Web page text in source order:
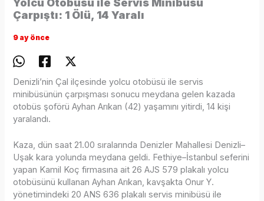
Yolcu Otobüsü ile Servis Minibüsü
Çarpıştı: 1 Ölü, 14 Yaralı
9 ay önce
Denizli’nin Çal ilçesinde yolcu otobüsü ile servis
minibüsünün çarpışması sonucu meydana gelen kazada
otobüs şoförü Ayhan Arıkan (42) yaşamını yitirdi, 14 kişi
yaralandı.
Kaza, dün saat 21.00 sıralarında Denizler Mahallesi Denizli–
Uşak kara yolunda meydana geldi. Fethiye–İstanbul seferini
yapan Kamil Koç firmasına ait 26 AJS 579 plakalı yolcu
otobüsünü kullanan Ayhan Arıkan, kavşakta Onur Y.
yönetimindeki 20 ANS 636 plakalı servis minibüsü ile